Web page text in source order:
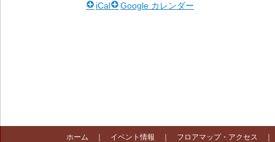
iCal Google カレンダー
ホーム イベント情報 フロアマップ・アクセス